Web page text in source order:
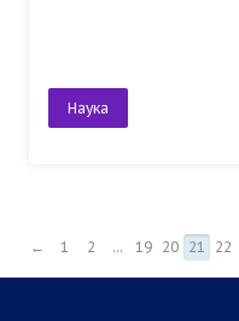
Наука
← 1 2 ... 19 20 21 22